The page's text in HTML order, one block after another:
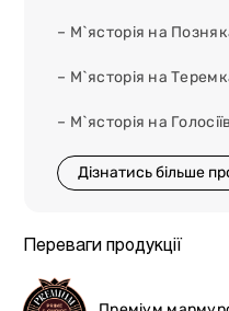
– М`ясторія на
– М`ясторія на
– М`ясторія на
Дізнатись більше
Переваги продукції